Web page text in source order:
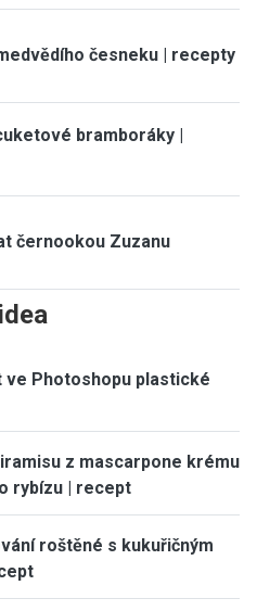
česneku | recepty
bramboráky |
černookou Zuzanu
ve Photoshopu plastické
z mascarpone krému
rybízu | recept
roštěné s kukuřičným